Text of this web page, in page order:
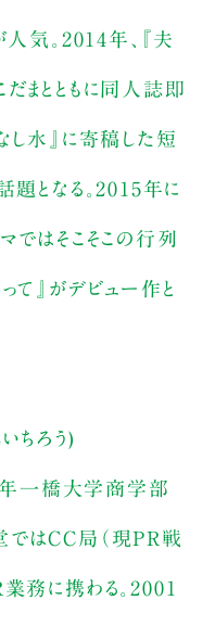
人気。2014年、『夫
まとともに同人誌即
し水』に寄稿した短
題となる。2015年に
ではそこそこの行列
て』がデビュー作と
ちろう)
一橋大学商学部
ではCC局（現PR戦
務に携わる。2001